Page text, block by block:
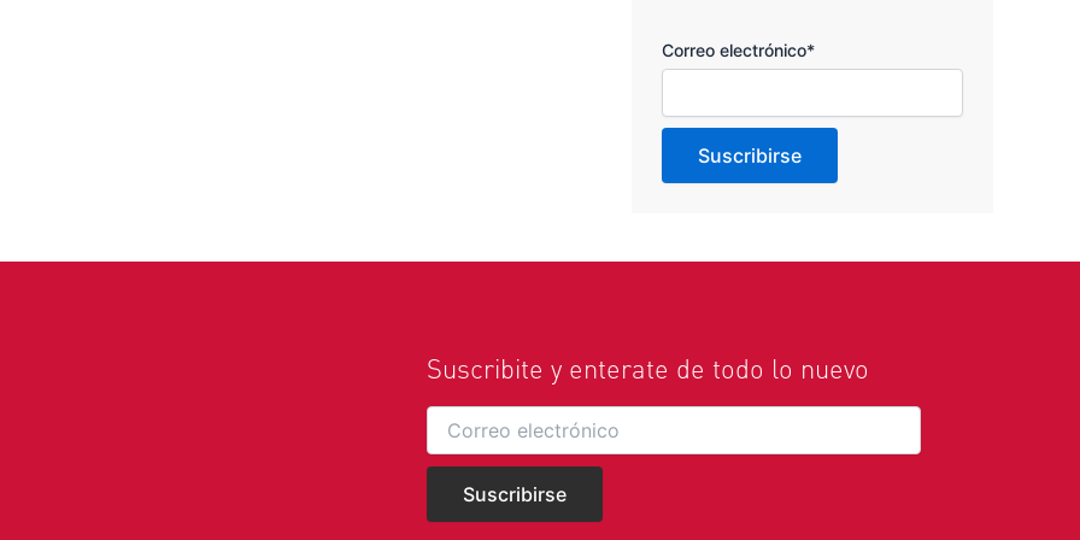
Correo electrónico*
Suscribite y enterate de todo lo nuevo